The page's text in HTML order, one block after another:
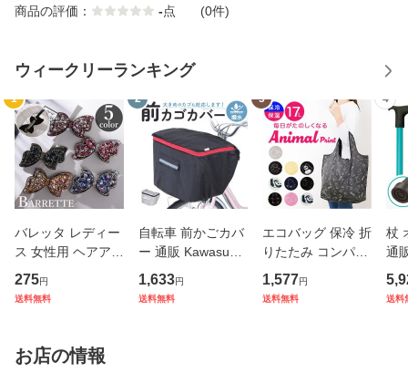
商品の評価： -点 (0件)
ウィークリーランキング
1
バレッタ レディー
ス 女性用 ヘアアク
セサリー リボン ラ
インストーン キラ
わいい
275円
送料無料
2
自転車 前かごカバ
ー 通販 Kawasumi
カワスミ 前カゴカ
バー バスケット カ
1,633円
送料無料
3
エコバッグ 保冷 折
りたたみ コンパク
ト 通販 エコバック
アニマル柄 エコ バ
1,577円
送料無料
4
杖
通
杖
本
送料
お店の情報